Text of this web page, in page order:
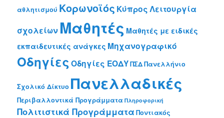
αθλητισμού Κορωνοϊός ΚύπροςΛειτουργία
σχολείων Μαθητές Μαθητές με ειδικές
εκπαιδευτικές ανάγκες Μηχανογραφικό
Οδηγίες Οδηγίες ΕΟΔΥΠΣΔΠανελλήνιο
Σχολικό Δίκτυο Πανελλαδικές
Περιβαλλοντικά Προγράμματα Πληροφορική
Πολιτιστικά Προγράμματα Ποντιακός